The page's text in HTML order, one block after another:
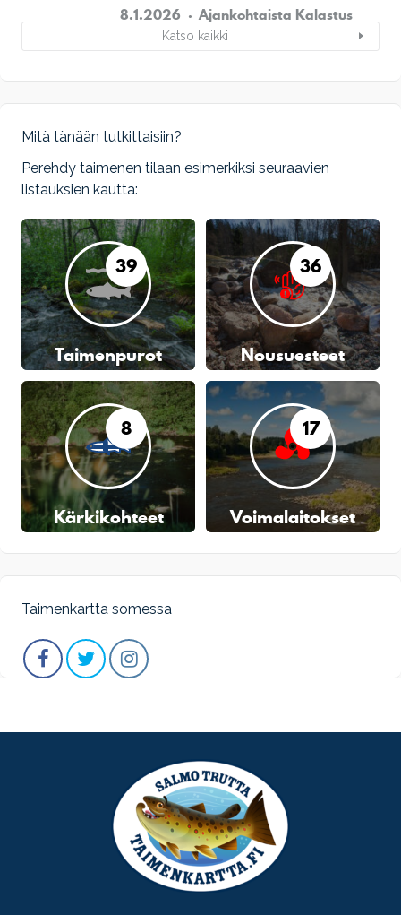
8.1.2026 Ajankohtaista Kalastus
Katso kaikki
Mitä tänään tutkittaisiin?
Perehdy taimenen tilaan esimerkiksi seuraavien
listauksien kautta:
39
Taimenpurot
36
Nousuesteet
8
Kärkikohteet
17
Voimalaitokset
Taimenkartta somessa